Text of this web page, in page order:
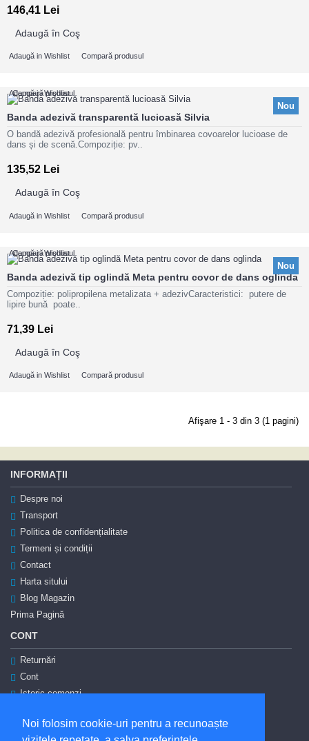
Noi folosim cookie-uri pentru a recunoaște
146,41 Lei
Adaugă în Coş
Adaugă in Wishlist Compară produsul
Nou
Adaugă in Wishlist
Compară produsul
Banda adezivă transparentă lucioasă Silvia
O bandă adezivă profesională pentru îmbinarea covoarelor lucioase de
dans și de scenă.Compoziție: pv..
135,52 Lei
Adaugă în Coş
Adaugă in Wishlist Compară produsul
Nou
Adaugă in Wishlist
Compară produsul
Banda adezivă tip oglindă Meta pentru covor de dans oglinda
Compoziție: polipropilena metalizata + adezivCaracteristici: putere de
lipire bună poate..
71,39 Lei
Adaugă în Coş
Adaugă in Wishlist Compară produsul
Afişare 1 - 3 din 3 (1 pagini)
INFORMAȚII
Despre noi
Transport
Politica de confidențialitate
Termeni și condiții
Contact
Harta sitului
Blog Magazin
Prima Pagină
CONT
Returnări
Cont
Istoric comenzi
Înregistrare